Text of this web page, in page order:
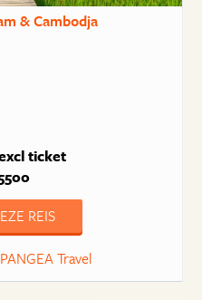
& Cambodja
ticket
REIS
Travel